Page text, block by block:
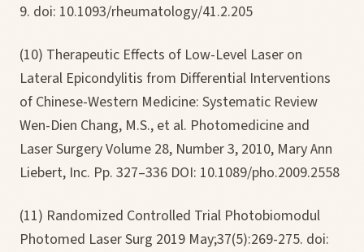
9. doi: 10.1093/rheumatology/41.2.205
(10) Therapeutic Effects of Low-Level Laser on
Lateral Epicondylitis from Differential Interventions
of Chinese-Western Medicine: Systematic Review
Wen-Dien Chang, M.S., et al. Photomedicine and
Laser Surgery Volume 28, Number 3, 2010, Mary Ann
Liebert, Inc. Pp. 327–336 DOI: 10.1089/pho.2009.2558
(11) Randomized Controlled Trial Photobiomodul
Photomed Laser Surg 2019 May;37(5):269-275. doi: